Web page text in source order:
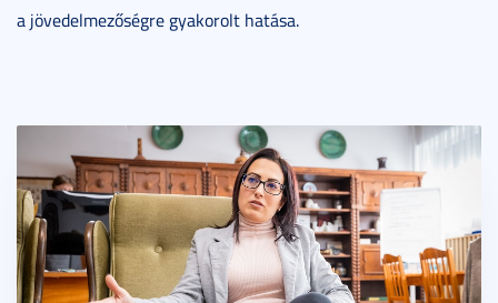
a jövedelmezőségre gyakorolt hatása.